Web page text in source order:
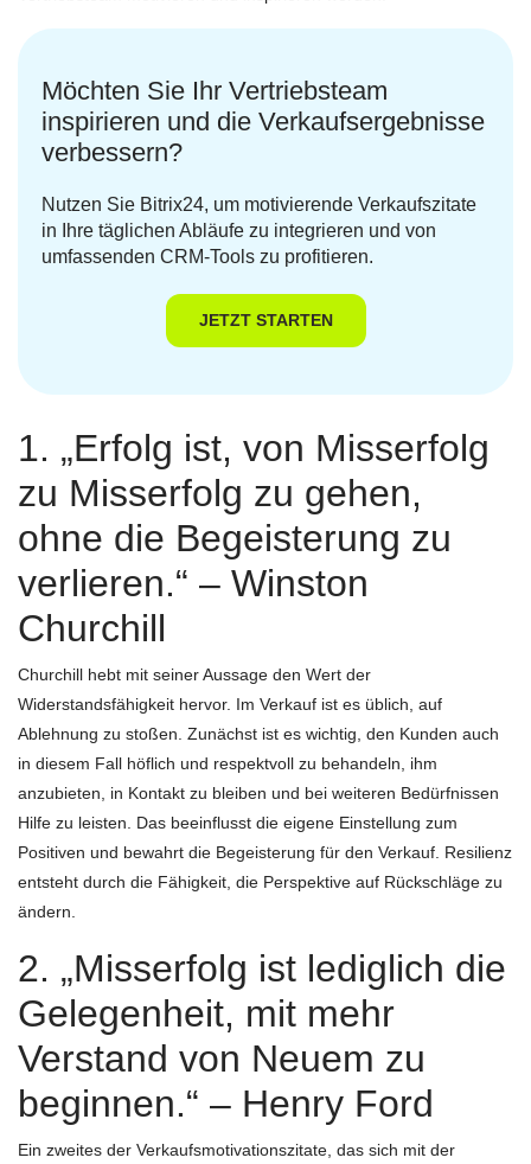
Möchten Sie Ihr Vertriebsteam
inspirieren und die Verkaufsergebnisse
verbessern?
Nutzen Sie Bitrix24, um motivierende Verkaufszitate
in Ihre täglichen Abläufe zu integrieren und von
umfassenden CRM-Tools zu profitieren.
JETZT STARTEN
1. „Erfolg ist, von Misserfolg
zu Misserfolg zu gehen,
ohne die Begeisterung zu
verlieren.“ – Winston
Churchill
Churchill hebt mit seiner Aussage den Wert der
Widerstandsfähigkeit hervor. Im Verkauf ist es üblich, auf
Ablehnung zu stoßen. Zunächst ist es wichtig, den Kunden auch
in diesem Fall höflich und respektvoll zu behandeln, ihm
anzubieten, in Kontakt zu bleiben und bei weiteren Bedürfnissen
Hilfe zu leisten. Das beeinflusst die eigene Einstellung zum
Positiven und bewahrt die Begeisterung für den Verkauf. Resilienz
entsteht durch die Fähigkeit, die Perspektive auf Rückschläge zu
ändern.
2. „Misserfolg ist lediglich die
Gelegenheit, mit mehr
Verstand von Neuem zu
beginnen.“ – Henry Ford
Ein zweites der Verkaufsmotivationszitate, das sich mit der